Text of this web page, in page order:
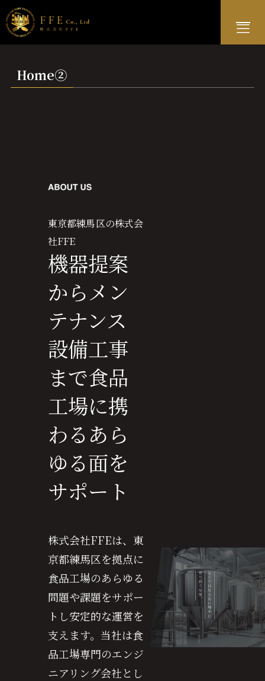
Company会社概要
Contactお問い合わせ
お問い合わせフォーム
Home②
東京都練馬区の株式会
社FFE
機器提案
からメン
テナンス
設備工事
まで食品
工場に携
わるあら
ゆる面を
サポート
株式会社FFEは、東
京都練馬区を拠点に
食品工場のあらゆる
問題や課題をサポー
トし安定的な運営を
支えます。当社は食
品工場専門のエンジ
ニアリング会社とし